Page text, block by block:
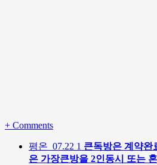
+ Comments
평온 07.22 1 큰독방은 계약완
은 가장큰방을 2인동시 또는